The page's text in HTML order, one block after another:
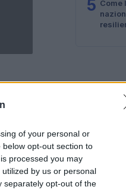
of your personal or
opt-out section to
processed you may
by us or personal
separately opt-out of the
5 Come